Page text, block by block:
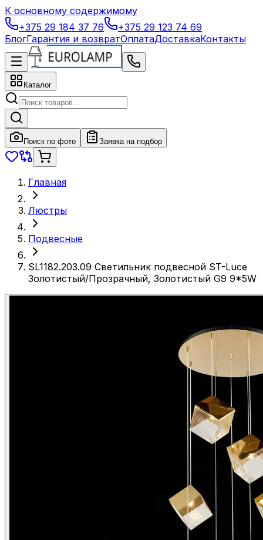
К основному содержимому
+375 29 184 37 76
+375 29 123 74 69
БлогГарантия и возвратОплатаДоставкаКонтакты
Каталог
Поиск по фото Заявка на подбор
Главная
Люстры
Подвесные
SL1182.203.09 Светильник подвесной ST-Luce
Золотистый/Прозрачный, Золотистый G9 9*5W